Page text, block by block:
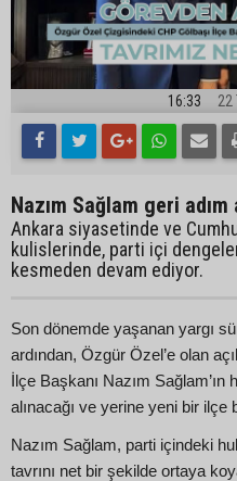
16:33 22
Nazım Sağlam geri adım
Ankara siyasetinde ve
kulislerinde, parti içi
kesmeden devam ediyor.
Son dönemde yaşanan yargı
ardından, Özgür Özel’e olan
İlçe Başkanı Nazım Sağlam’ın
alınacağı ve yerine yeni bir ilçe
Nazım Sağlam, parti içindeki
tavrını net bir şekilde ortaya